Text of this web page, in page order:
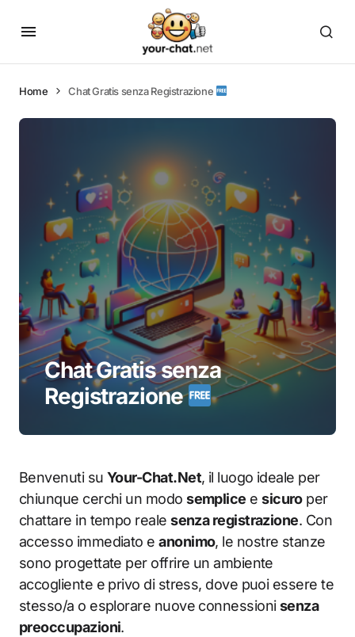
Home Chat Gratis senza Registrazione
Chat Gratis senza
Registrazione
Benvenuti su Your-Chat.Net, il luogo ideale per
chiunque cerchi un modosemplice esicuroper
chattare in tempo realesenza registrazione. Con
accesso immediato eanonimo, le nostre stanze
sono progettate per offrire un ambiente
accogliente e privo di stress, dove puoi essere te
stesso/a o esplorare nuove connessionisenza
preoccupazioni.